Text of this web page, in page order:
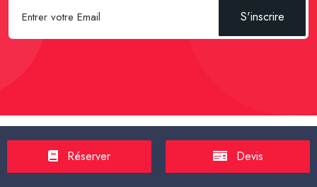
S'inscrire
Spécial Passager : -Réserver un Taxi
Réserver Devis